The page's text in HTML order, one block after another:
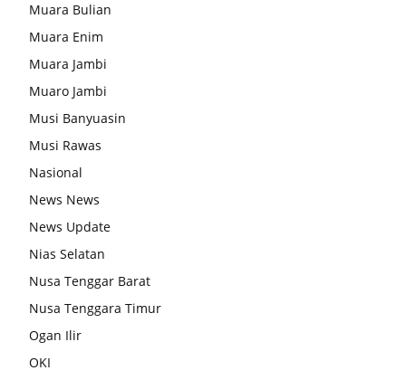
Muara Bulian
Muara Enim
Muara Jambi
Muaro Jambi
Musi Banyuasin
Musi Rawas
Nasional
News News
News Update
Nias Selatan
Nusa Tenggar Barat
Nusa Tenggara Timur
Ogan Ilir
OKI